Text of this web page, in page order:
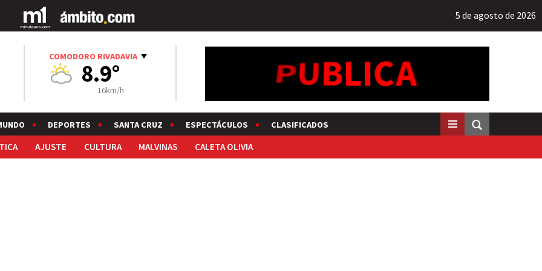
5 de agosto de 2026
COMODORO RIVADAVIA
8.9°
16km/h
DEPORTES SANTA CRUZ ESPECTÁCULOS CLASIFICADOS
AJUSTE CULTURA MALVINAS CALETA OLIVIA